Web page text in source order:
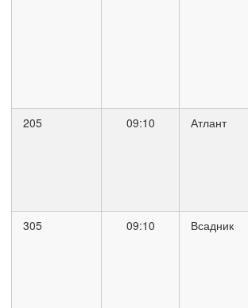
205 09:10 Атлант
305 09:10 Всадник